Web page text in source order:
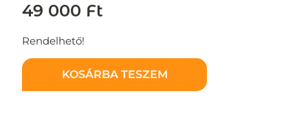
49 000 Ft
Rendelhető!
KOSÁRBA TESZEM